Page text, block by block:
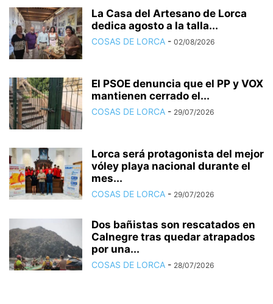
La Casa del Artesano de Lorca
dedica agosto a la talla...
COSAS DE LORCA - 02/08/2026
El PSOE denuncia que el PP y VOX
mantienen cerrado el...
COSAS DE LORCA - 29/07/2026
Lorca será protagonista del mejor
vóley playa nacional durante el
mes...
COSAS DE LORCA - 29/07/2026
Dos bañistas son rescatados en
Calnegre tras quedar atrapados
por una...
COSAS DE LORCA - 28/07/2026